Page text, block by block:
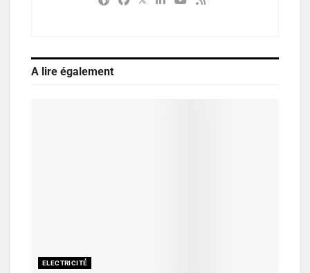
A lire également
ELECTRICITÉ